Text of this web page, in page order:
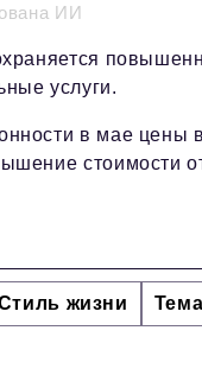
ИИ
услуги.
в мае цены
стоимости
жизни